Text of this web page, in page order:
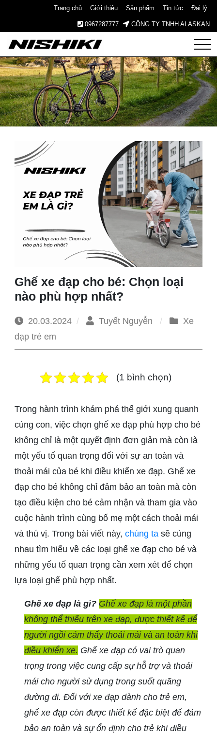
Trang chủ Giới thiệu Sản phẩm Tin tức Đại lý
0967287777 CÔNG TY TNHH ALASKAN
Nishiki
– Xe
Đạp
Nhật
Bản –
Since
1965
Ghế xe đạp cho bé: Chọn loại
nào phù hợp nhất?
20.03.2024 Tuyết Nguyễn
Xe
đạp trẻ em
(1 bình chọn)
Trong hành trình khám phá thế giới xung quanh
cùng con, việc chọn ghế xe đạp phù hợp cho bé
không chỉ là một quyết định đơn giản mà còn là
một yếu tố quan trọng đối với sự an toàn và
thoải mái của bé khi điều khiển xe đạp. Ghế xe
đạp cho bé không chỉ đảm bảo an toàn mà còn
tạo điều kiện cho bé cảm nhận và tham gia vào
cuộc hành trình cùng bố mẹ một cách thoải mái
và thú vị. Trong bài viết này, chúng ta sẽ cùng
nhau tìm hiểu về các loại ghế xe đạp cho bé và
những yếu tố quan trọng cần xem xét để chọn
lựa loại ghế phù hợp nhất.
Ghế xe đạp là gì? Ghế xe đạp là một phần
không thể thiếu trên xe đạp, được thiết kế để
người ngồi cảm thấy thoải mái và an toàn khi
điều khiển xe. Ghế xe đạp có vai trò quan
trọng trong việc cung cấp sự hỗ trợ và thoải
mái cho người sử dụng trong suốt quãng
đường đi. Đối với xe đạp dành cho trẻ em,
ghế xe đạp còn được thiết kế đặc biệt để đảm
bảo an toàn và sự ổn định cho trẻ khi điều